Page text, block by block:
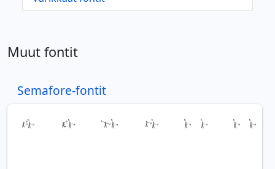
Muut fontit
Semafore-fontit